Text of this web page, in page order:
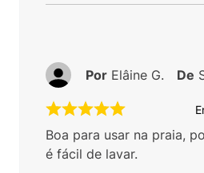
Boa para usar na praia,
é fácil de lavar.
Por Elâine G. De